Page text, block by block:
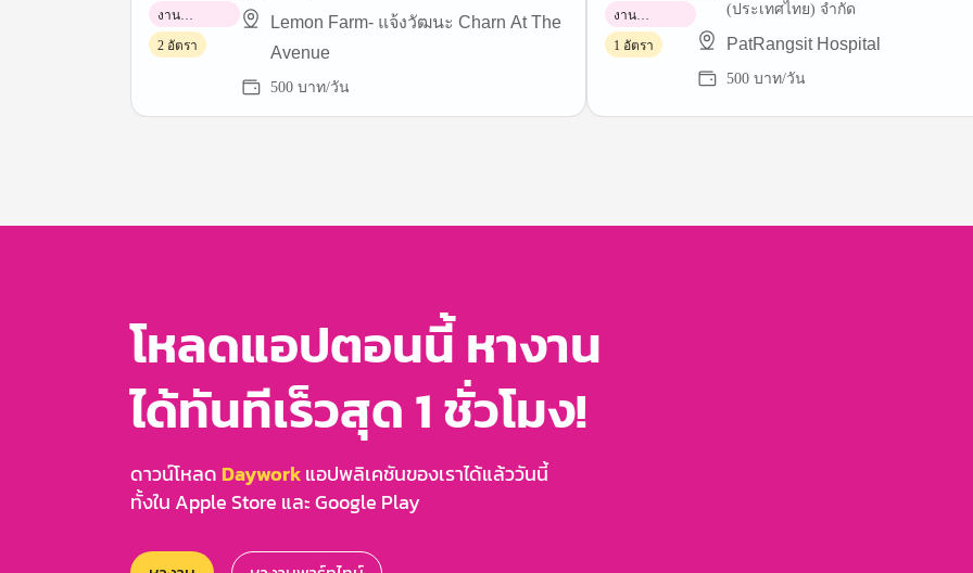
Lemon Farm- แจ้งวัฒนะ Charn At The
Avenue
500 บาท/วัน
งาน
พาร์ทไทม์
2 อัตรา
(ประเทศไทย) จำกัด
PatRangsit Hospital
500 บาท/วัน
งาน
พาร์ทไทม์
1 อัตรา
โหลดแอปตอนนี้ หางาน
ได้ทันทีเร็วสุด 1 ชั่วโมง!
ดาวน์โหลด Dayworkแอปพลิเคชันของเราได้แล้ววันนี้
ทั้งใน Apple Store และ Google Play